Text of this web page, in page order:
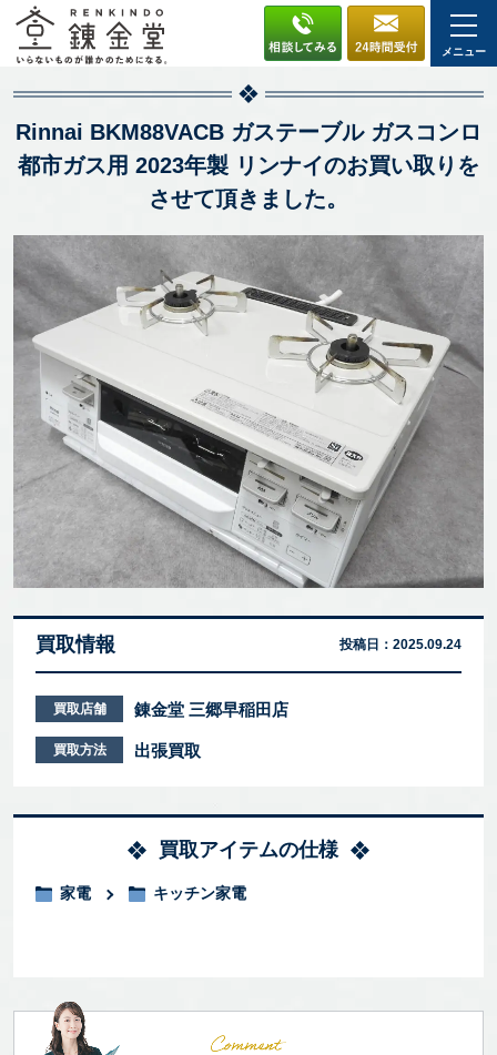
メニュー
Rinnai BKM88VACB ガステーブル ガスコンロ
都市ガス用 2023年製 リンナイのお買い取りを
させて頂きました。
買取情報 投稿日： 2025.09.24
買取店舗 錬金堂 三郷早稲田店
買取方法 出張買取
買取アイテムの仕様
家電 キッチン家電